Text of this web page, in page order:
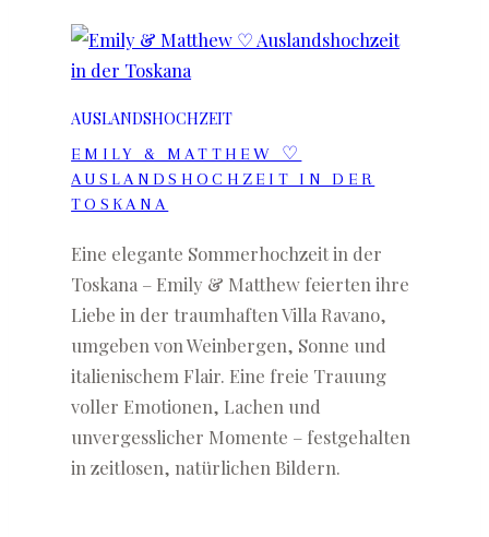
AUSLANDSHOCHZEIT
EMILY & MATTHEW ♡
AUSLANDSHOCHZEIT IN DER
TOSKANA
Eine elegante Sommerhochzeit in der
Toskana – Emily & Matthew feierten ihre
Liebe in der traumhaften Villa Ravano,
umgeben von Weinbergen, Sonne und
italienischem Flair. Eine freie Trauung
voller Emotionen, Lachen und
unvergesslicher Momente – festgehalten
in zeitlosen, natürlichen Bildern.